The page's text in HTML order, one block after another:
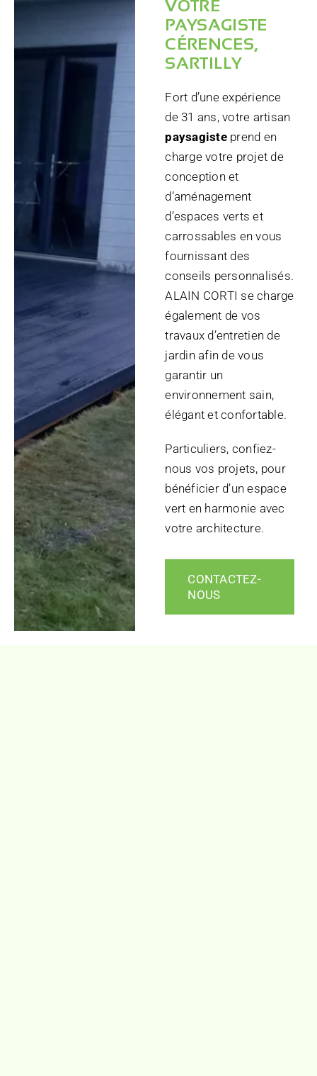
VOTRE
PAYSAGISTE
CÉRENCES,
SARTILLY
Fort d’une expérience
de 31 ans, votre artisan
paysagisteprend en
charge votre projet de
conception et
d’aménagement
d’espaces verts et
carrossables en vous
fournissant des
conseils personnalisés.
ALAIN CORTI se charge
également de vos
travaux d’entretien de
jardin afin de vous
garantir un
environnement sain,
élégant et confortable.
Particuliers, confiez-
nous vos projets, pour
bénéficier d’un espace
vert en harmonie avec
votre architecture.
CONTACTEZ-
NOUS